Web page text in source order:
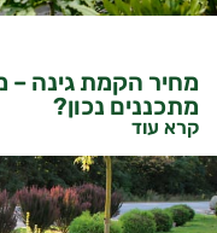
מחיר הקמת גינה –
מתכננים נכון?
קרא עוד